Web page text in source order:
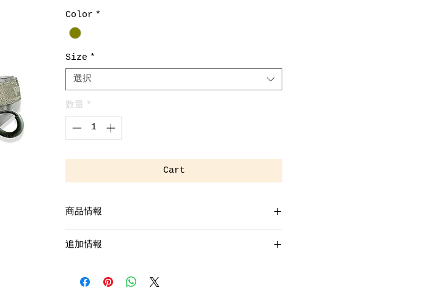
Color *
Size *
選択
数量 *
Cart
商品情報
追加情報
MADE IN Vietnam